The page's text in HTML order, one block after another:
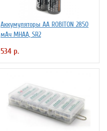
Аккумуляторы АА ROBITON 2850
мАч MHAA, SR2
534 р.